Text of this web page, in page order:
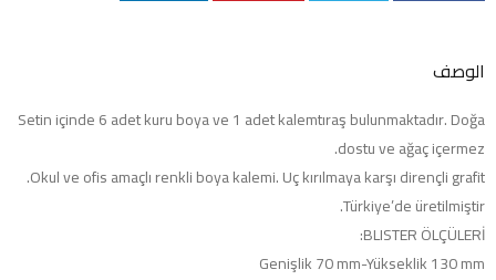
الوصف
Setin içinde 6 adet kuru boya ve 1 adet kalemtıraş bulunmaktadır. Doğa
dostu ve ağaç içermez.
Okul ve ofis amaçlı renkli boya kalemi. Uç kırılmaya karşı dirençli grafit.
Türkiye’de üretilmiştir.
BLISTER ÖLÇÜLERİ:
Genişlik 70 mm-Yükseklik 130 mm